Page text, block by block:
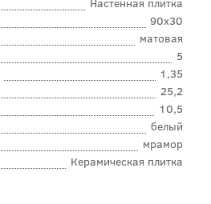
90x30
матовая
5
1,35
25,2
10,5
белый
мрамор
Керамическая плитка